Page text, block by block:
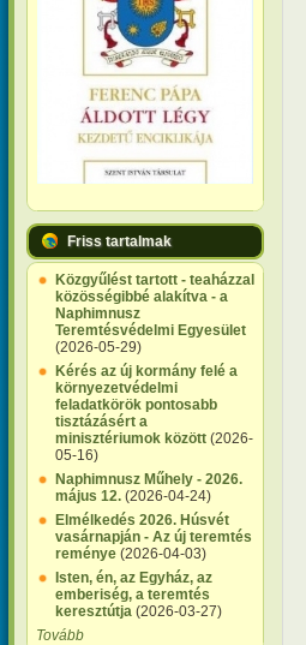
Friss tartalmak
Közgyűlést tartott - teaházzal
közösségibbé alakítva - a
Naphimnusz
Teremtésvédelmi Egyesület
(2026-05-29)
Kérés az új kormány felé a
környezetvédelmi
feladatkörök pontosabb
tisztázásért a
minisztériumok között (2026-
05-16)
Naphimnusz Műhely - 2026.
május 12. (2026-04-24)
Elmélkedés 2026. Húsvét
vasárnapján - Az új teremtés
reménye (2026-04-03)
Isten, én, az Egyház, az
emberiség, a teremtés
keresztútja (2026-03-27)
Tovább